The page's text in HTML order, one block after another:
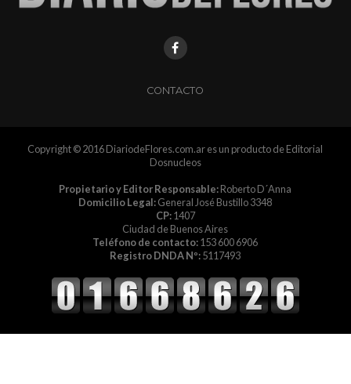
CONTACTO
Copyright © 2016 DiariodeFlores.com.ar es un producto de Editorial
Dosnucleos
Propietario y Editor Responsable:Roberto D´Anna
Domicilio Legal:General José Bustillo 3348
CP:1407
Ciudad de Buenos Aires
Teléfono de contacto:153 600 6906
Registro DNDA Nº:5117493